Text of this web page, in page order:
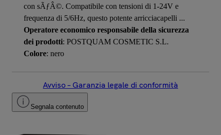
con sÃƒÂ©. Compatibile con tensioni di 1-24V e
frequenza di 5/6Hz, questo potente arricciacapelli ...
Operatore economico responsabile della sicurezza
dei prodotti: POSTQUAM COSMETIC S.L.
Colore: nero
Avviso – Garanzia legale di conformità
Segnala contenuto